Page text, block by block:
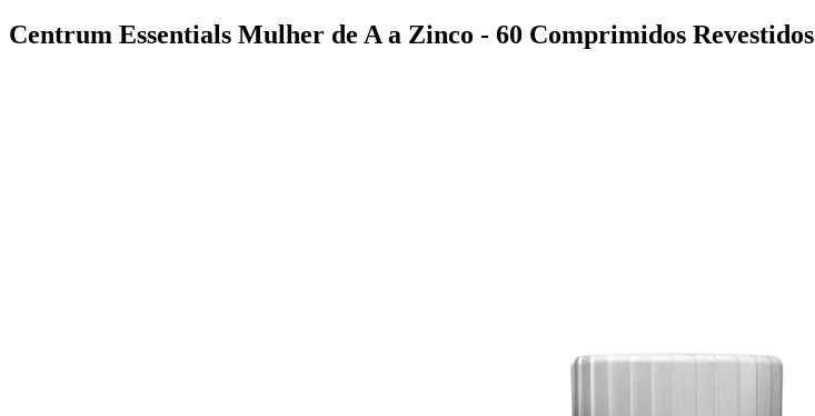
Centrum Essentials Mulher de A a Zinco - 60 Comprimidos Revestidos